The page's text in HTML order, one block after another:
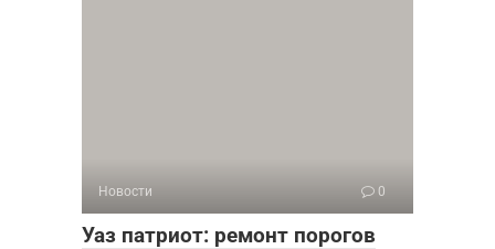
Новости 0
Уаз патриот: ремонт порогов